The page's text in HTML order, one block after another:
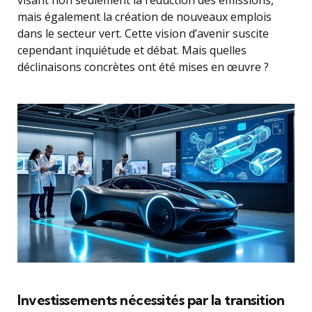
mais également la création de nouveaux emplois
dans le secteur vert. Cette vision d’avenir suscite
cependant inquiétude et débat. Mais quelles
déclinaisons concrètes ont été mises en œuvre ?
Investissements nécessités par la transition